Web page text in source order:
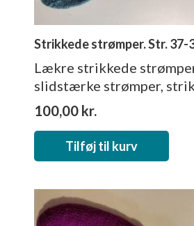
Strikkede strømper. Str. 37-
Lækre strikkede
slidstærke strømper,
100,00 kr.
Tilføj til kurv